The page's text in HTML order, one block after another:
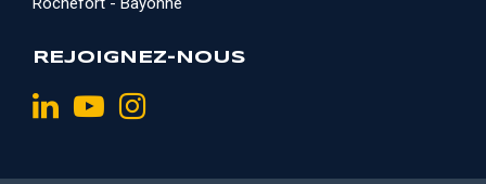
REJOIGNEZ-NOUS